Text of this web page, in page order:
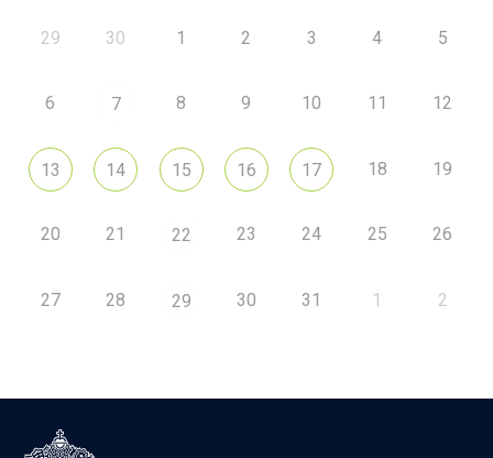
29 30 1 2 3 4 5
6 7 8 9 10 11 12
13 14 15 16 17 18 19
20 21 22 23 24 25 26
27 28 29 30 31 1 2